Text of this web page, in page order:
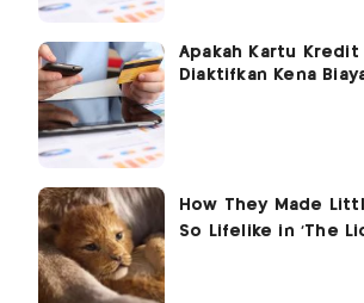
Apakah Kartu Kredit
Diaktifkan Kena